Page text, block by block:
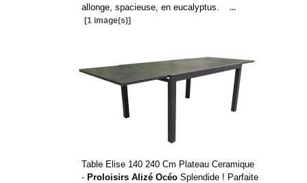
allonge, spacieuse, en eucalyptus.
...
[1 image(s)]
Table Elise 140 240 Cm Plateau Ceramique
- Proloisirs Alizé OcéoSplendide ! Parfaite